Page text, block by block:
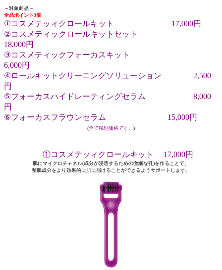
～対象商品～
全品ポイント3倍
①コスメテッィクロールキット 17,000円
②コスメティックロールキットセット
18,000円
③コスメティックフォーカスキット
6,000円
④ロールキットクリーニングソリューション 2,500
円
⑤フォーカスハイドレーティングセラム 8,000
円
⑥フォーカスフラウンセラム 15,000円
(全て税別価格です。)
①コスメテッィクロールキット 17,000円
肌にマイクロチャネル(成分が浸透するための微細な孔)を作ることで、
整肌成分をより効果的に肌に届けることができるようサポートします。